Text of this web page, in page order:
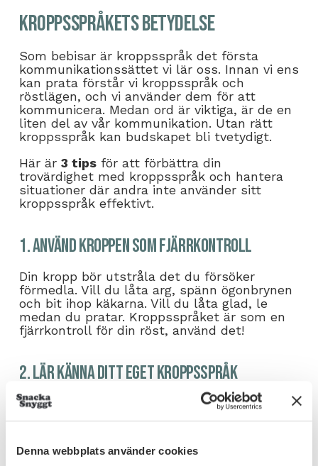
Denna webbplats använder cookies
Kroppsspråkets Betydelse
Som bebisar är kroppsspråk det första
kommunikationssättet vi lär oss. Innan vi ens
kan prata förstår vi kroppsspråk och
röstlägen, och vi använder dem för att
kommunicera. Medan ord är viktiga, är de en
liten del av vår kommunikation. Utan rätt
kroppsspråk kan budskapet bli tvetydigt.
Här är 3 tips för att förbättra din
trovärdighet med kroppsspråk och hantera
situationer där andra inte använder sitt
kroppsspråk effektivt.
1. Använd kroppen som fjärrkontroll
Din kropp bör utstråla det du försöker
förmedla. Vill du låta arg, spänn ögonbrynen
och bit ihop käkarna. Vill du låta glad, le
medan du pratar. Kroppsspråket är som en
fjärrkontroll för din röst, använd det!
2. Lär känna ditt eget kroppsspråk
Är du osäker på vad ditt kroppsspråk
dig. Analysera vad du gjorde i dessa
situationer och lär dig detta. Med tiden kan